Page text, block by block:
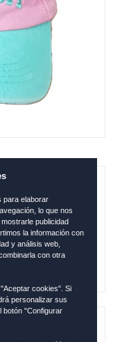
COMBI
para elaborar
lo que nos
publicidad
la información con
y análisis web,
con otra
cookies". Si
personalizar sus
botón "Configurar